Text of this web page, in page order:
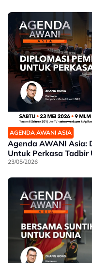
AGENDA AWANI ASIA
Agenda AWANI Asia:
Untuk Perkasa Tadbir
23/05/2026